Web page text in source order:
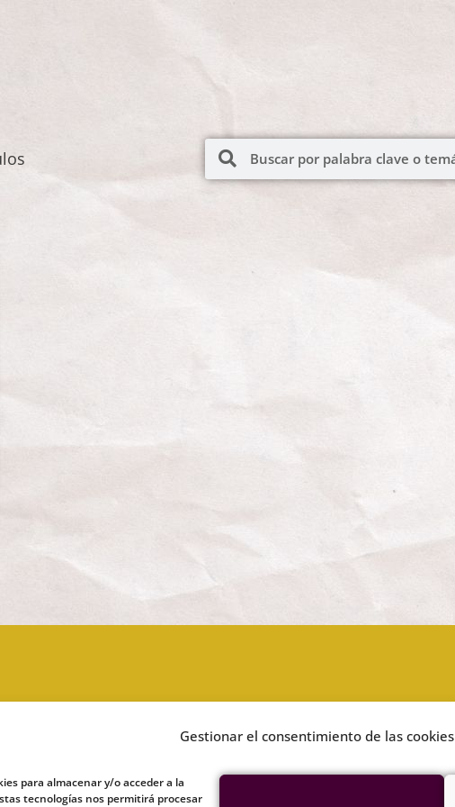
Gestionar el consentimiento de las cookies
para almacenar y/o acceder a la
tecnologías nos permitirá procesar